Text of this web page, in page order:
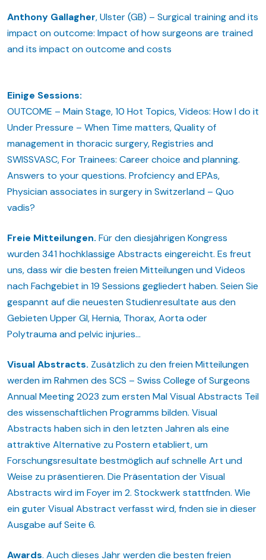
Anthony Gallagher, Ulster (GB) – Surgical training and its
impact on outcome: Impact of how surgeons are trained
and its impact on outcome and costs
Einige Sessions:
OUTCOME – Main Stage, 10 Hot Topics, Videos: How I do it
Under Pressure – When Time matters, Quality of
management in thoracic surgery, Registries and
SWISSVASC, For Trainees: Career choice and planning.
Answers to your questions. Profciency and EPAs,
Physician associates in surgery in Switzerland – Quo
vadis?
Freie Mitteilungen. Für den diesjährigen Kongress
wurden 341 hochklassige Abstracts eingereicht. Es freut
uns, dass wir die besten freien Mitteilungen und Videos
nach Fachgebiet in 19 Sessions gegliedert haben. Seien Sie
gespannt auf die neuesten Studienresultate aus den
Gebieten Upper GI, Hernia, Thorax, Aorta oder
Polytrauma and pelvic injuries…
Visual Abstracts. Zusätzlich zu den freien Mitteilungen
werden im Rahmen des SCS – Swiss College of Surgeons
Annual Meeting 2023 zum ersten Mal Visual Abstracts Teil
des wissenschaftlichen Programms bilden. Visual
Abstracts haben sich in den letzten Jahren als eine
attraktive Alternative zu Postern etabliert, um
Forschungsresultate bestmöglich auf schnelle Art und
Weise zu präsentieren. Die Präsentation der Visual
Abstracts wird im Foyer im 2. Stockwerk stattfnden. Wie
ein guter Visual Abstract verfasst wird, fnden sie in dieser
Ausgabe auf Seite 6.
Awards. Auch dieses Jahr werden die besten freien